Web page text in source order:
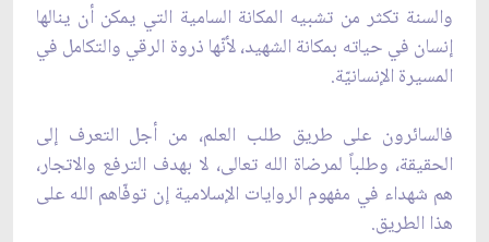
والسنة تكثر من تشبيه المكانة السامية التي يمكن أن ينالها
إنسان في حياته بمكانة الشهيد، لأنّها ذروة الرقي والتكامل في
المسيرة الإنسانيّة.
فالسائرون على طريق طلب العلم، من أجل التعرف إلى
الحقيقة، وطلباً لمرضاة الله تعالى، لا بهدف الترفع والاتجار،
هم شهداء في مفهوم الروايات الإسلامية إن توفّاهم الله على
هذا الطريق.